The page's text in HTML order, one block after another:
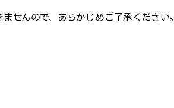
せんので、あらかじめご了承ください。